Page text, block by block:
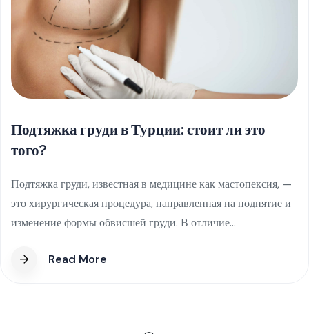
Почему люди выбирают зубные
имплантаты в Турции
В последние годы зубные импланты в Турции стали одной
из самых востребованных процедур в сфере
международного медицинского туризма. Пациенты из